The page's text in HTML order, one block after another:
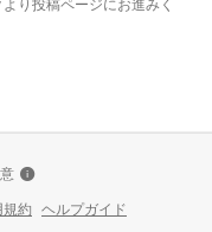
り投稿ページにお進みく
規約 ヘルプガイド